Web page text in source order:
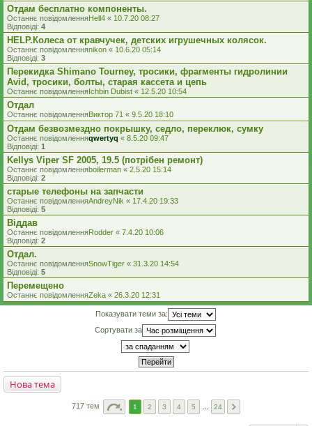
Отдам бесплатно компоненты.
Останнє повідомленняHell4 « 10.7.20 08:27
Відповіді: 4
HELP.Колеса от кравчучек, детских игрушечных колясок.
Останнє повідомленняnikon « 10.6.20 05:14
Відповіді: 3
Перекидка Shimano Tourney, тросики, фрагменты гидролинии
Avid, тросики, болты, старая кассета и цепь
Останнє повідомленняIchbin Dubist « 12.5.20 10:54
Отдал
Останнє повідомленняВиктор 71 « 9.5.20 18:10
Отдам безвозмездно покрышку, седло, переклюк, сумку
Останнє повідомленняqwertyq « 8.5.20 09:47
Відповіді: 1
Kellys Viper SF 2005, 19.5 (потрібен ремонт)
Останнє повідомленняboilerman « 2.5.20 15:14
Відповіді: 2
старые телефоны на запчасти
Останнє повідомленняAndreyNik « 17.4.20 19:33
Відповіді: 5
Віддав
Останнє повідомленняRodder « 7.4.20 10:06
Відповіді: 2
Отдал.
Останнє повідомленняSnowTiger « 31.3.20 14:54
Відповіді: 5
Перемещено
Останнє повідомленняZeka « 26.3.20 12:31
Показувати теми за:
Сортувати за
Нова тема
717 тем 1 2 3 4 5 24